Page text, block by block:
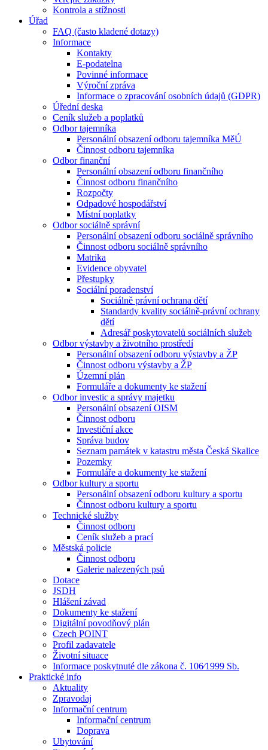
Kontrola a stížnosti
Úřad
FAQ (často kladené dotazy)
Informace
Kontakty
E-podatelna
Povinné informace
Výroční zpráva
Informace o zpracování osobních údajů (GDPR)
Úřední deska
Ceník služeb a poplatků
Odbor tajemníka
Personální obsazení odboru tajemníka MěÚ
Činnost odboru tajemníka
Odbor finanční
Personální obsazení odboru finančního
Činnost odboru finančního
Rozpočty
Odpadové hospodářství
Místní poplatky
Odbor sociálně správní
Personální obsazení odboru sociálně správního
Činnost odboru sociálně správního
Matrika
Evidence obyvatel
Přestupky
Sociální poradenství
Sociálně právní ochrana dětí
Standardy kvality sociálně-právní ochrany
dětí
Adresář poskytovatelů sociálních služeb
Odbor výstavby a životního prostředí
Personální obsazení odboru výstavby a ŽP
Činnost odboru výstavby a ŽP
Územní plán
Formuláře a dokumenty ke stažení
Odbor investic a správy majetku
Personální obsazení OISM
Činnost odboru
Investiční akce
Správa budov
Seznam památek v katastru města Česká Skalice
Pozemky
Formuláře a dokumenty ke stažení
Odbor kultury a sportu
Personální obsazení odboru kultury a sportu
Činnost odboru kultury a sportu
Technické služby
Činnost odboru
Ceník služeb a prací
Městská policie
Činnost odboru
Galerie nalezených psů
Dotace
JSDH
Hlášení závad
Dokumenty ke stažení
Digitální povodňový plán
Czech POINT
Profil zadavatele
Životní situace
Informace poskytnuté dle zákona č. 106⁄1999 Sb.
Praktické info
Aktuality
Zpravodaj
Informační centrum
Informační centrum
Doprava
Ubytování